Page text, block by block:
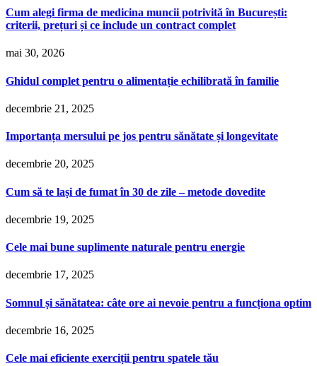
Cum alegi firma de medicina muncii potrivită în București:
criterii, prețuri și ce include un contract complet
mai 30, 2026
Ghidul complet pentru o alimentație echilibrată în familie
decembrie 21, 2025
Importanța mersului pe jos pentru sănătate și longevitate
decembrie 20, 2025
Cum să te lași de fumat în 30 de zile – metode dovedite
decembrie 19, 2025
Cele mai bune suplimente naturale pentru energie
decembrie 17, 2025
Somnul și sănătatea: câte ore ai nevoie pentru a funcționa optim
decembrie 16, 2025
Cele mai eficiente exerciții pentru spatele tău